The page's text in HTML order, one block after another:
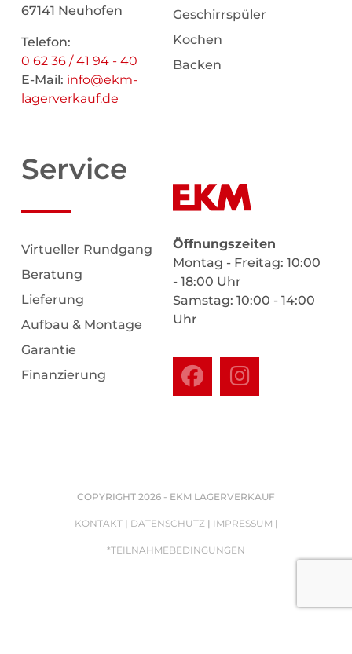
67141 Neuhofen
Telefon:
0 62 36 / 41 94 - 40
E-Mail: info@ekm-
lagerverkauf.de
Geschirrspüler
Kochen
Backen
Service
Virtueller Rundgang
Beratung
Lieferung
Aufbau & Montage
Garantie
Finanzierung
Öffnungszeiten
Montag - Freitag: 10:00
- 18:00 Uhr
Samstag: 10:00 - 14:00
Uhr
COPYRIGHT 2026 - EKM LAGERVERKAUF
KONTAKT| DATENSCHUTZ| IMPRESSUM |
*TEILNAHMEBEDINGUNGEN